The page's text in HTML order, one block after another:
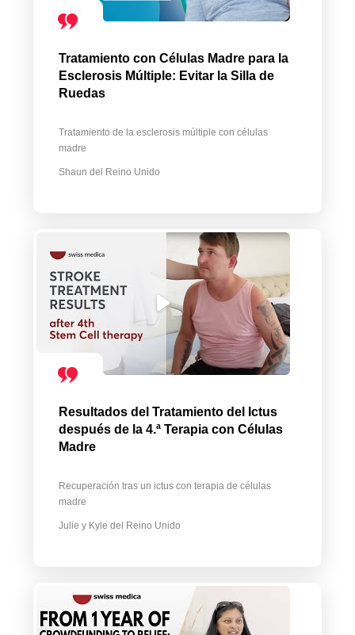
Tratamiento con Células Madre para la
Esclerosis Múltiple: Evitar la Silla de
Ruedas
Tratamiento de la esclerosis múltiple con células
madre
Shaun del Reino Unido
Resultados del Tratamiento del Ictus
después de la 4.ª Terapia con Células
Madre
Recuperación tras un ictus con terapia de células
madre
Julie y Kyle del Reino Unido